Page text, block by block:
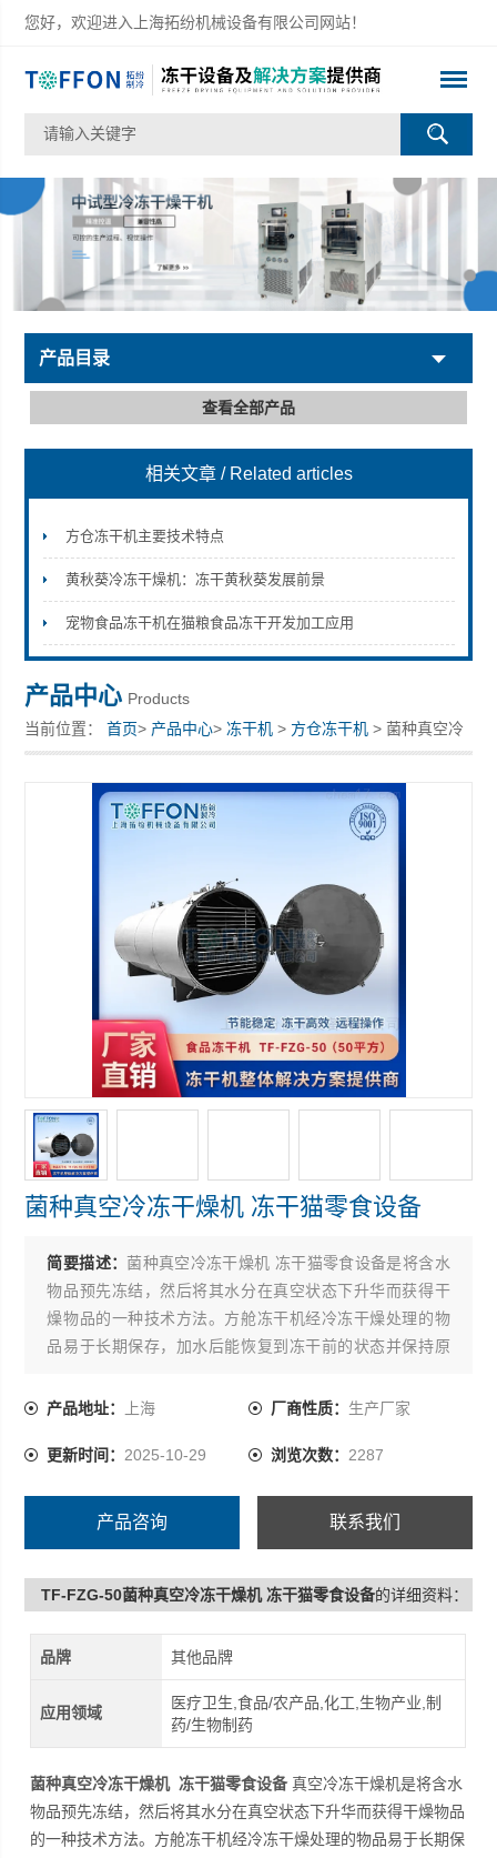
您好，欢迎进入上海拓纷机械设备有限公司网站！
上海拓纷机械设备有限公司
产品目录
查看全部产品
相关文章 / Related articles
方仓冻干机主要技术特点
黄秋葵冷冻干燥机：冻干黄秋葵发展前景
宠物食品冻干机在猫粮食品冻干开发加工应用
产品中心 Products
当前位置：首页> 产品中心>冻干机 > 方仓冻干机 > 菌种真空冷
冻干燥机 冻干猫零食设备
菌种真空冷冻干燥机 冻干猫零食设备
简要描述： 菌种真空冷冻干燥机 冻干猫零食设备是将含水
物品预先冻结，然后将其水分在真空状态下升华而获得干
燥物品的一种技术方法。方舱冻干机经冷冻干燥处理的物
品易于长期保存，加水后能恢复到冻干前的状态并保持原
品、酶激素和其它生物制品，冷冻干燥技术更能显示其*
产品地址： 上海 厂商性质： 生产厂家
更新时间： 2025-10-29 浏览次数： 2287
产品咨询 联系我们
TF-FZG-50菌种真空冷冻干燥机 冻干猫零食设备的详细资料：
品牌 其他品牌
应用领域
医疗卫生,食品/农产品,化工,生物产业,制
药/生物制药
菌种真空冷冻干燥机 冻干猫零食设备真空冷冻干燥机是将含水
物品预先冻结，然后将其水分在真空状态下升华而获得干燥物品
的一种技术方法。方舱冻干机经冷冻干燥处理的物品易于长期保